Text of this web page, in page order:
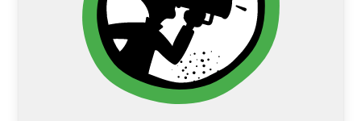
Bibliothèques Sans Frontières a conçu et
imaginé en 2013 avec le designer Philippe
Starck un dispositif innovant de
médiathèques…